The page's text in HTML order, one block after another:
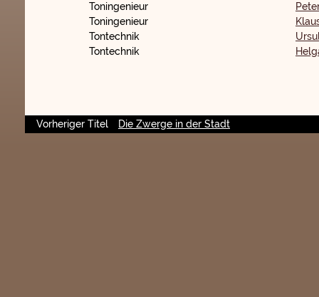
Toningenieur
Toningenieur
Tontechnik
Tontechnik
Vorheriger Titel Die Zwerge in der Stadt